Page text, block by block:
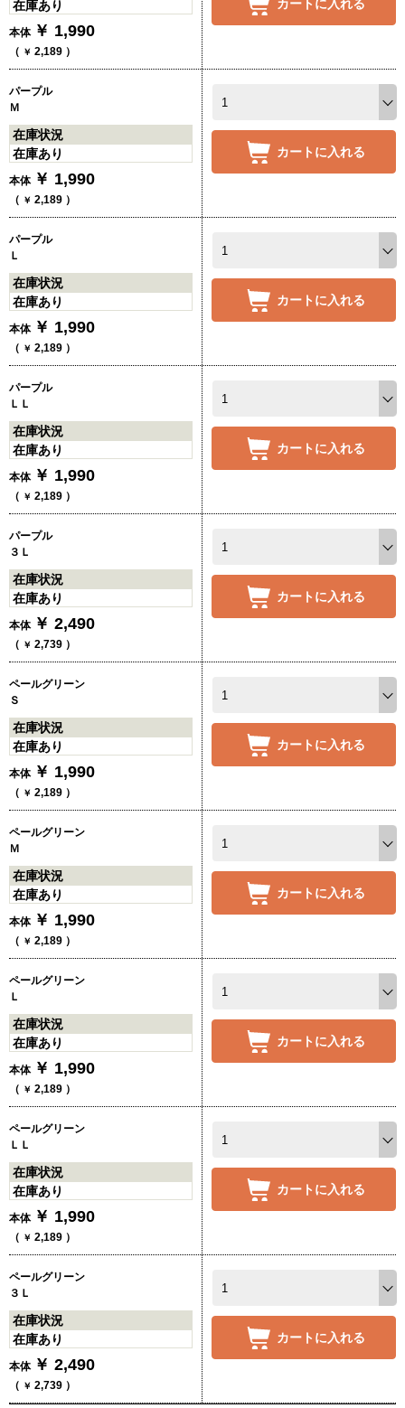
在庫あり
本体 ￥ 1,990
（ ￥ 2,189 ）
カートに入れる
パープル
Ｍ
在庫状況
在庫あり
本体 ￥ 1,990
（ ￥ 2,189 ）
カートに入れる
パープル
Ｌ
在庫状況
在庫あり
本体 ￥ 1,990
（ ￥ 2,189 ）
カートに入れる
パープル
ＬＬ
在庫状況
在庫あり
本体 ￥ 1,990
（ ￥ 2,189 ）
カートに入れる
パープル
３Ｌ
在庫状況
在庫あり
本体 ￥ 2,490
（ ￥ 2,739 ）
カートに入れる
ペールグリーン
Ｓ
在庫状況
在庫あり
本体 ￥ 1,990
（ ￥ 2,189 ）
カートに入れる
ペールグリーン
Ｍ
在庫状況
在庫あり
本体 ￥ 1,990
（ ￥ 2,189 ）
カートに入れる
ペールグリーン
Ｌ
在庫状況
在庫あり
本体 ￥ 1,990
（ ￥ 2,189 ）
カートに入れる
ペールグリーン
ＬＬ
在庫状況
在庫あり
本体 ￥ 1,990
（ ￥ 2,189 ）
カートに入れる
ペールグリーン
３Ｌ
在庫状況
在庫あり
本体 ￥ 2,490
（ ￥ 2,739 ）
カートに入れる